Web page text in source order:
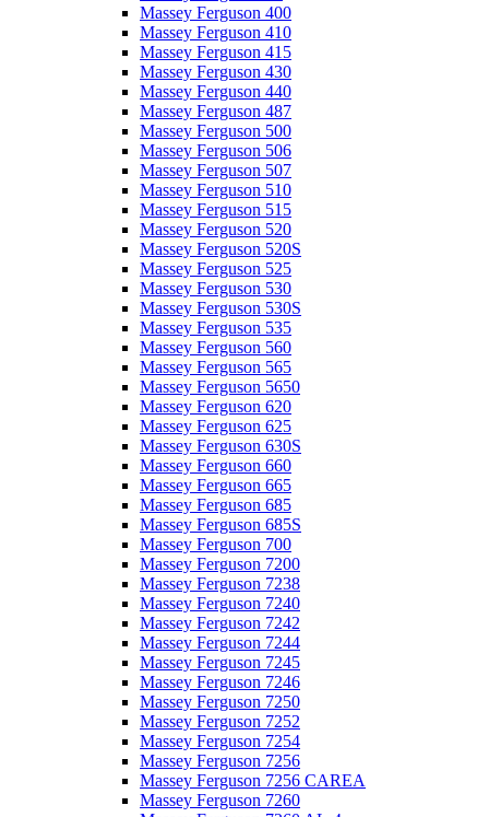
Massey Ferguson 400
Massey Ferguson 410
Massey Ferguson 415
Massey Ferguson 430
Massey Ferguson 440
Massey Ferguson 487
Massey Ferguson 500
Massey Ferguson 506
Massey Ferguson 507
Massey Ferguson 510
Massey Ferguson 515
Massey Ferguson 520
Massey Ferguson 520S
Massey Ferguson 525
Massey Ferguson 530
Massey Ferguson 530S
Massey Ferguson 535
Massey Ferguson 560
Massey Ferguson 565
Massey Ferguson 5650
Massey Ferguson 620
Massey Ferguson 625
Massey Ferguson 630S
Massey Ferguson 660
Massey Ferguson 665
Massey Ferguson 685
Massey Ferguson 685S
Massey Ferguson 700
Massey Ferguson 7200
Massey Ferguson 7238
Massey Ferguson 7240
Massey Ferguson 7242
Massey Ferguson 7244
Massey Ferguson 7245
Massey Ferguson 7246
Massey Ferguson 7250
Massey Ferguson 7252
Massey Ferguson 7254
Massey Ferguson 7256
Massey Ferguson 7256 CAREA
Massey Ferguson 7260